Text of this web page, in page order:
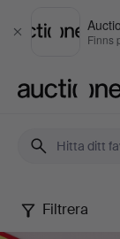
Stäng Finns
LarsFiltrera